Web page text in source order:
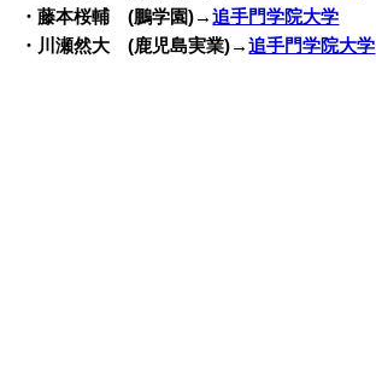
・藤本桜輔 (鵬学園)→追手門学院大学
・川瀬然大 (鹿児島実業)→追手門学院大学